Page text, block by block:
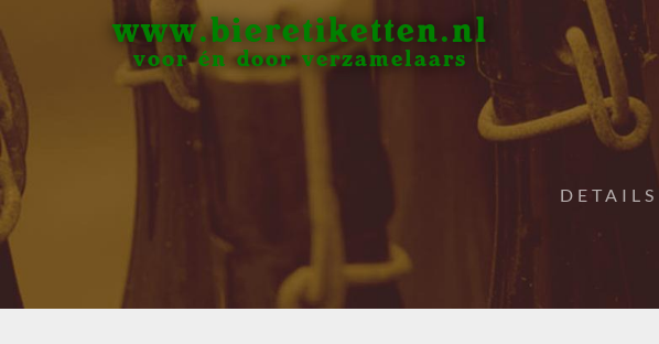
www.bieretiketten.nl
voor én door verzamelaars